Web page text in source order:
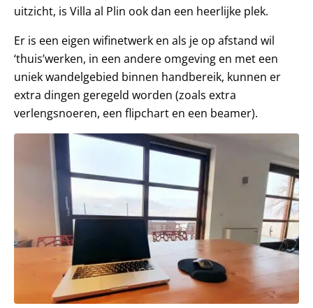
uitzicht, is Villa al Plin ook dan een heerlijke plek.
Er is een eigen wifinetwerk en als je op afstand wil
‘thuis’werken, in een andere omgeving en met een
uniek wandelgebied binnen handbereik, kunnen er
extra dingen geregeld worden (zoals extra
verlengsnoeren, een flipchart en een beamer).